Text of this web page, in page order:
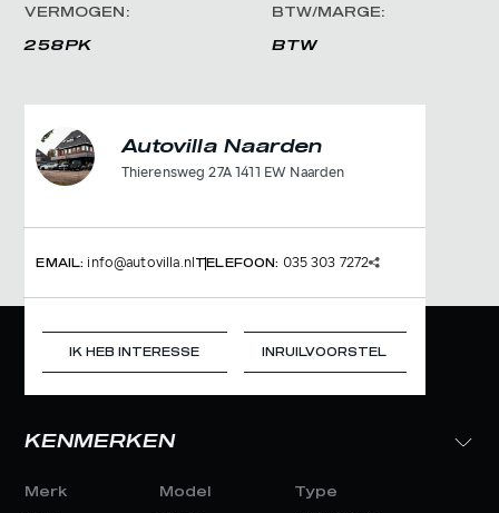
VERMOGEN:
258PK
BTW/MARGE:
BTW
Autovilla Naarden
Thierensweg 27A 1411 EW Naarden
EMAIL: info@autovilla.nl TELEFOON: 035 303 7272
IK HEB INTERESSE INRUILVOORSTEL
KENMERKEN
Merk Model Type